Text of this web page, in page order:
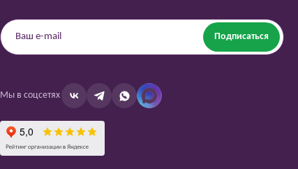
Подписаться
Мы в соцсетях